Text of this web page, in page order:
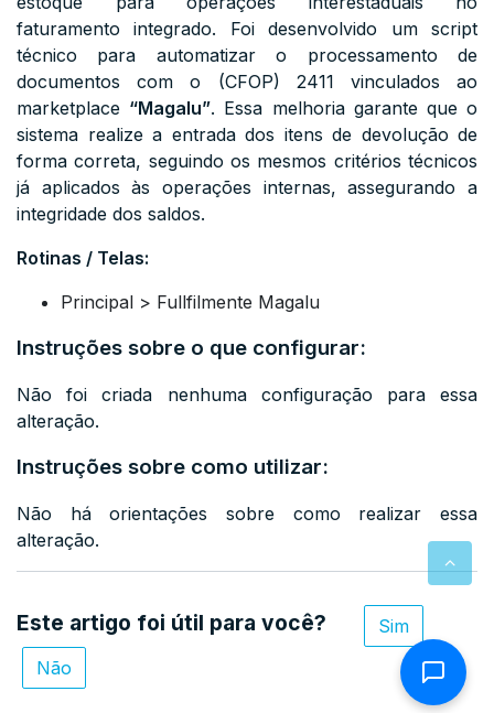
faturamento integrado. Foi desenvolvido um script
técnico para automatizar o processamento de
documentos com o (CFOP) 2411 vinculados ao
marketplace “Magalu”. Essa melhoria garante que o
sistema realize a entrada dos itens de devolução de
forma correta, seguindo os mesmos critérios técnicos
já aplicados às operações internas, assegurando a
integridade dos saldos.
Rotinas / Telas:
Principal > Fullfilmente Magalu
Instruções sobre o que configurar:
Não foi criada nenhuma configuração para essa
alteração.
Instruções sobre como utilizar:
Não há orientações sobre como realizar essa
alteração.
Este artigo foi útil para você?
Sim
Não